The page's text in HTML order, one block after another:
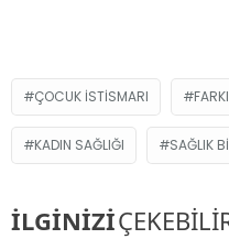
ÇOCUK ISTISMARI
KADIN SAĞLIĞI SAĞLIK
İLGİNİZİ